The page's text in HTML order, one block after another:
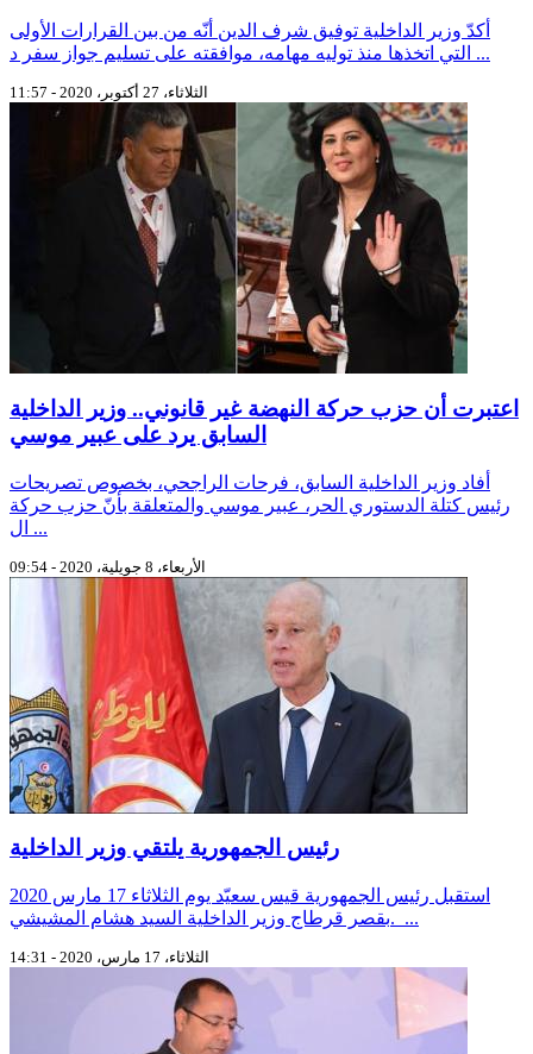
أكدّ وزير الداخلية توفيق شرف الدين أنّه من بين القرارات الأولى
التي اتخذها منذ توليه مهامه، موافقته على تسليم جواز سفر د ...
الثلاثاء، 27 أكتوبر، 2020 - 11:57
اعتبرت أن حزب حركة النهضة غير قانوني.. وزير الداخلية
السابق يرد على عبير موسي
أفاد وزير الداخلية السابق، فرحات الراجحي، بخصوص تصريحات
رئيس كتلة الدستوري الحر، عبير موسي والمتعلقة بأنّ حزب حركة
ال ...
الأربعاء، 8 جويلية، 2020 - 09:54
رئيس الجمهورية يلتقي وزير الداخلية
استقبل رئيس الجمهورية قيس سعيّد يوم الثلاثاء 17 مارس 2020
بقصر قرطاج وزير الداخلية السيد هشام المشيشي. ...
الثلاثاء، 17 مارس، 2020 - 14:31